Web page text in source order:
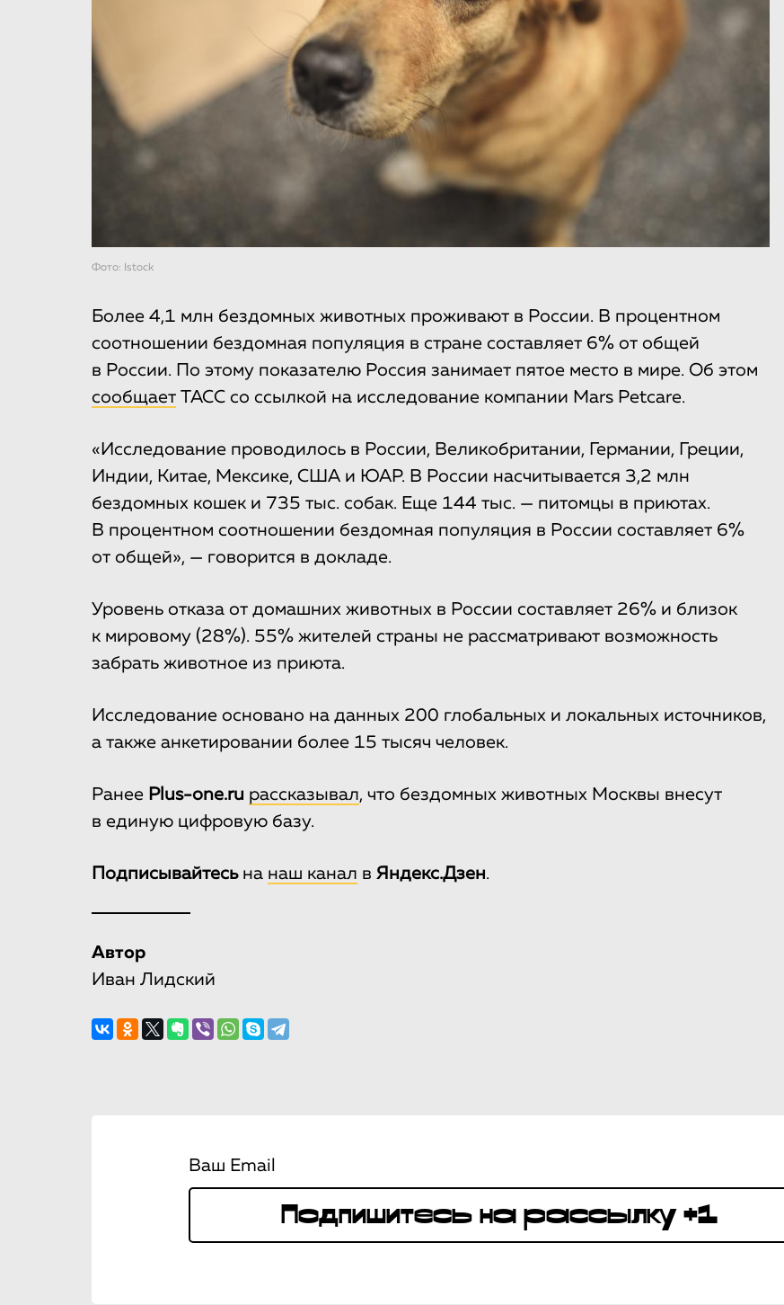
Фото: Istock
Более 4,1 млн бездомных животных проживают в России. В процентном
соотношении бездомная популяция в стране составляет 6% от общей
в России. По этому показателю Россия занимает пятое место в мире. Об этом
сообщает ТАСС со ссылкой на исследование компании Mars Petcare.
«Исследование проводилось в России, Великобритании, Германии, Греции,
Индии, Китае, Мексике, США и ЮАР. В России насчитывается 3,2 млн
бездомных кошек и 735 тыс. собак. Еще 144 тыс. — питомцы в приютах.
В процентном соотношении бездомная популяция в России составляет 6%
от общей», — говорится в докладе.
Уровень отказа от домашних животных в России составляет 26% и близок
к мировому (28%). 55% жителей страны не рассматривают возможность
забрать животное из приюта.
Исследование основано на данных 200 глобальных и локальных источников,
а также анкетировании более 15 тысяч человек.
Ранее Рlus-one.ru рассказывал, что бездомных животных Москвы внесут
в единую цифровую базу.
Подписывайтесьна наш канал в Яндекс.Дзен.
Автор
Иван Лидский
Ваш Email